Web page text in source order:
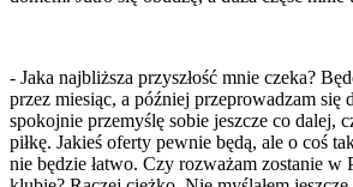
- Jaka najbliższa przyszłość mnie czeka?
przez miesiąc, a później przeprowadzam się
spokojnie przemyślę sobie jeszcze co dalej,
piłkę. Jakieś oferty pewnie będą, ale o coś
nie będzie łatwo. Czy rozważam zostanie w